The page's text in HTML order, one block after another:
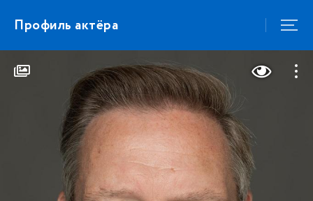
Профиль актёра